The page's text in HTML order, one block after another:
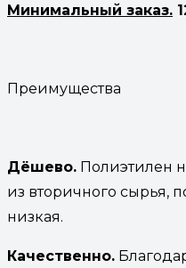
Минимальный заказ.
Преимущества
Дёшево. Полиэтилен
из вторичного сырья,
низкая.
Качественно.